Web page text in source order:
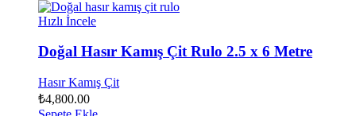
Hızlı İncele
Doğal Hasır Kamış Çit Rulo 2.5 x 6 Metre
Hasır Kamış Çit
₺4,800.00